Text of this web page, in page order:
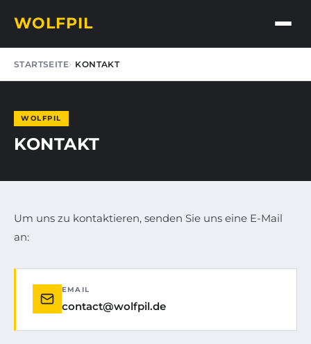
WOLFPIL
STARTSEITE KONTAKT
WOLFPIL
KONTAKT
Um uns zu kontaktieren, senden Sie uns eine E-Mail
an:
EMAIL
contact@wolfpil.de